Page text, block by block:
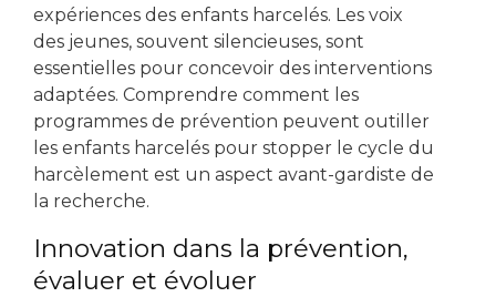
expériences des enfants harcelés. Les voix
des jeunes, souvent silencieuses, sont
essentielles pour concevoir des interventions
adaptées. Comprendre comment les
programmes de prévention peuvent outiller
les enfants harcelés pour stopper le cycle du
harcèlement est un aspect avant-gardiste de
la recherche.
Innovation dans la prévention,
évaluer et évoluer